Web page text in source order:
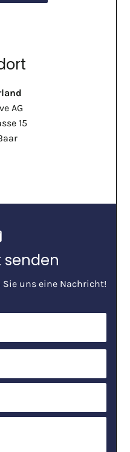
AG
15
Sie uns eine Nachricht!